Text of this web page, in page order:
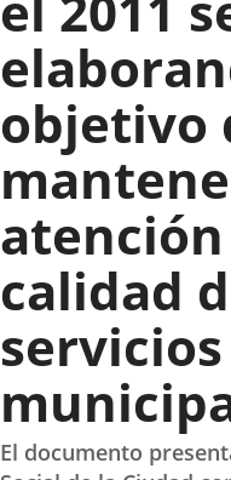
objetivo
calidad
El documento